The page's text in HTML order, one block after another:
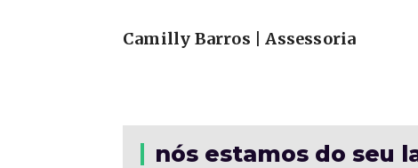
Camilly Barros | Assessoria
nós estamos do seu